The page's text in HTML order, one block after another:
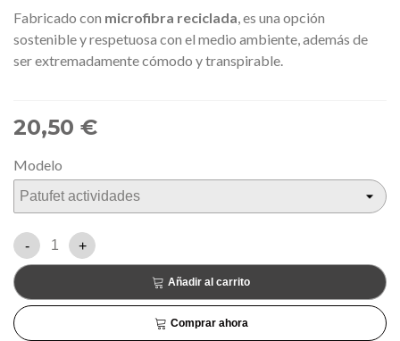
Fabricado con microfibra reciclada, es una opción
sostenible y respetuosa con el medio ambiente, además de
ser extremadamente cómodo y transpirable.
20,50 €
Modelo
- +
Añadir al carrito
Comprar ahora